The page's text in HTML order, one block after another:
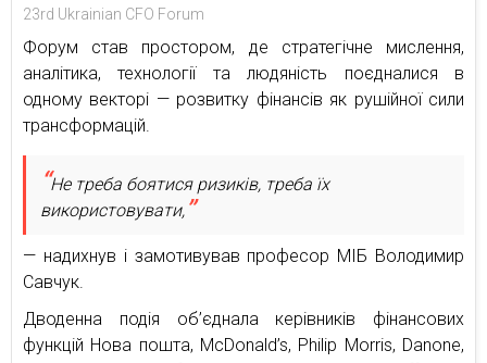
23rd Ukrainian CFO Forum
Форум став простором, де стратегічне мислення,
аналітика, технології та людяність поєдналися в
одному векторі — розвитку фінансів як рушійної сили
трансформацій.
Не треба боятися ризиків, треба їх
використовувати,
— надихнув і замотивував професор МІБ Володимир
Савчук.
Дводенна подія об’єднала керівників фінансових
функцій Нова пошта, McDonald’s, Philip Morris, Danone,